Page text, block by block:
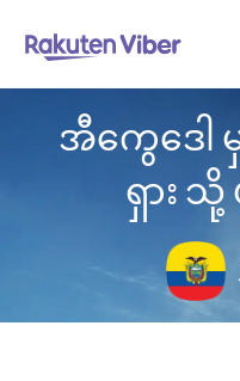
အီကွေဒေါ
ရှား သို့